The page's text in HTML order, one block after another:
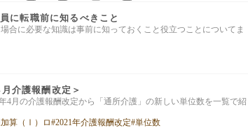
に転職前に知るべきこと
合に必要な知識は事前に知っておくこと役立つことについてま
介護報酬改定＞
4月の介護報酬改定から「通所介護」の新しい単位数を一覧で紹
算（Ⅰ）ロ 2021年介護報酬改定 単位数